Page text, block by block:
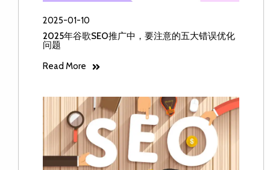
2025-01-10
2025年谷歌SEO推广中，要注意的五大错误优化
问题
Read More